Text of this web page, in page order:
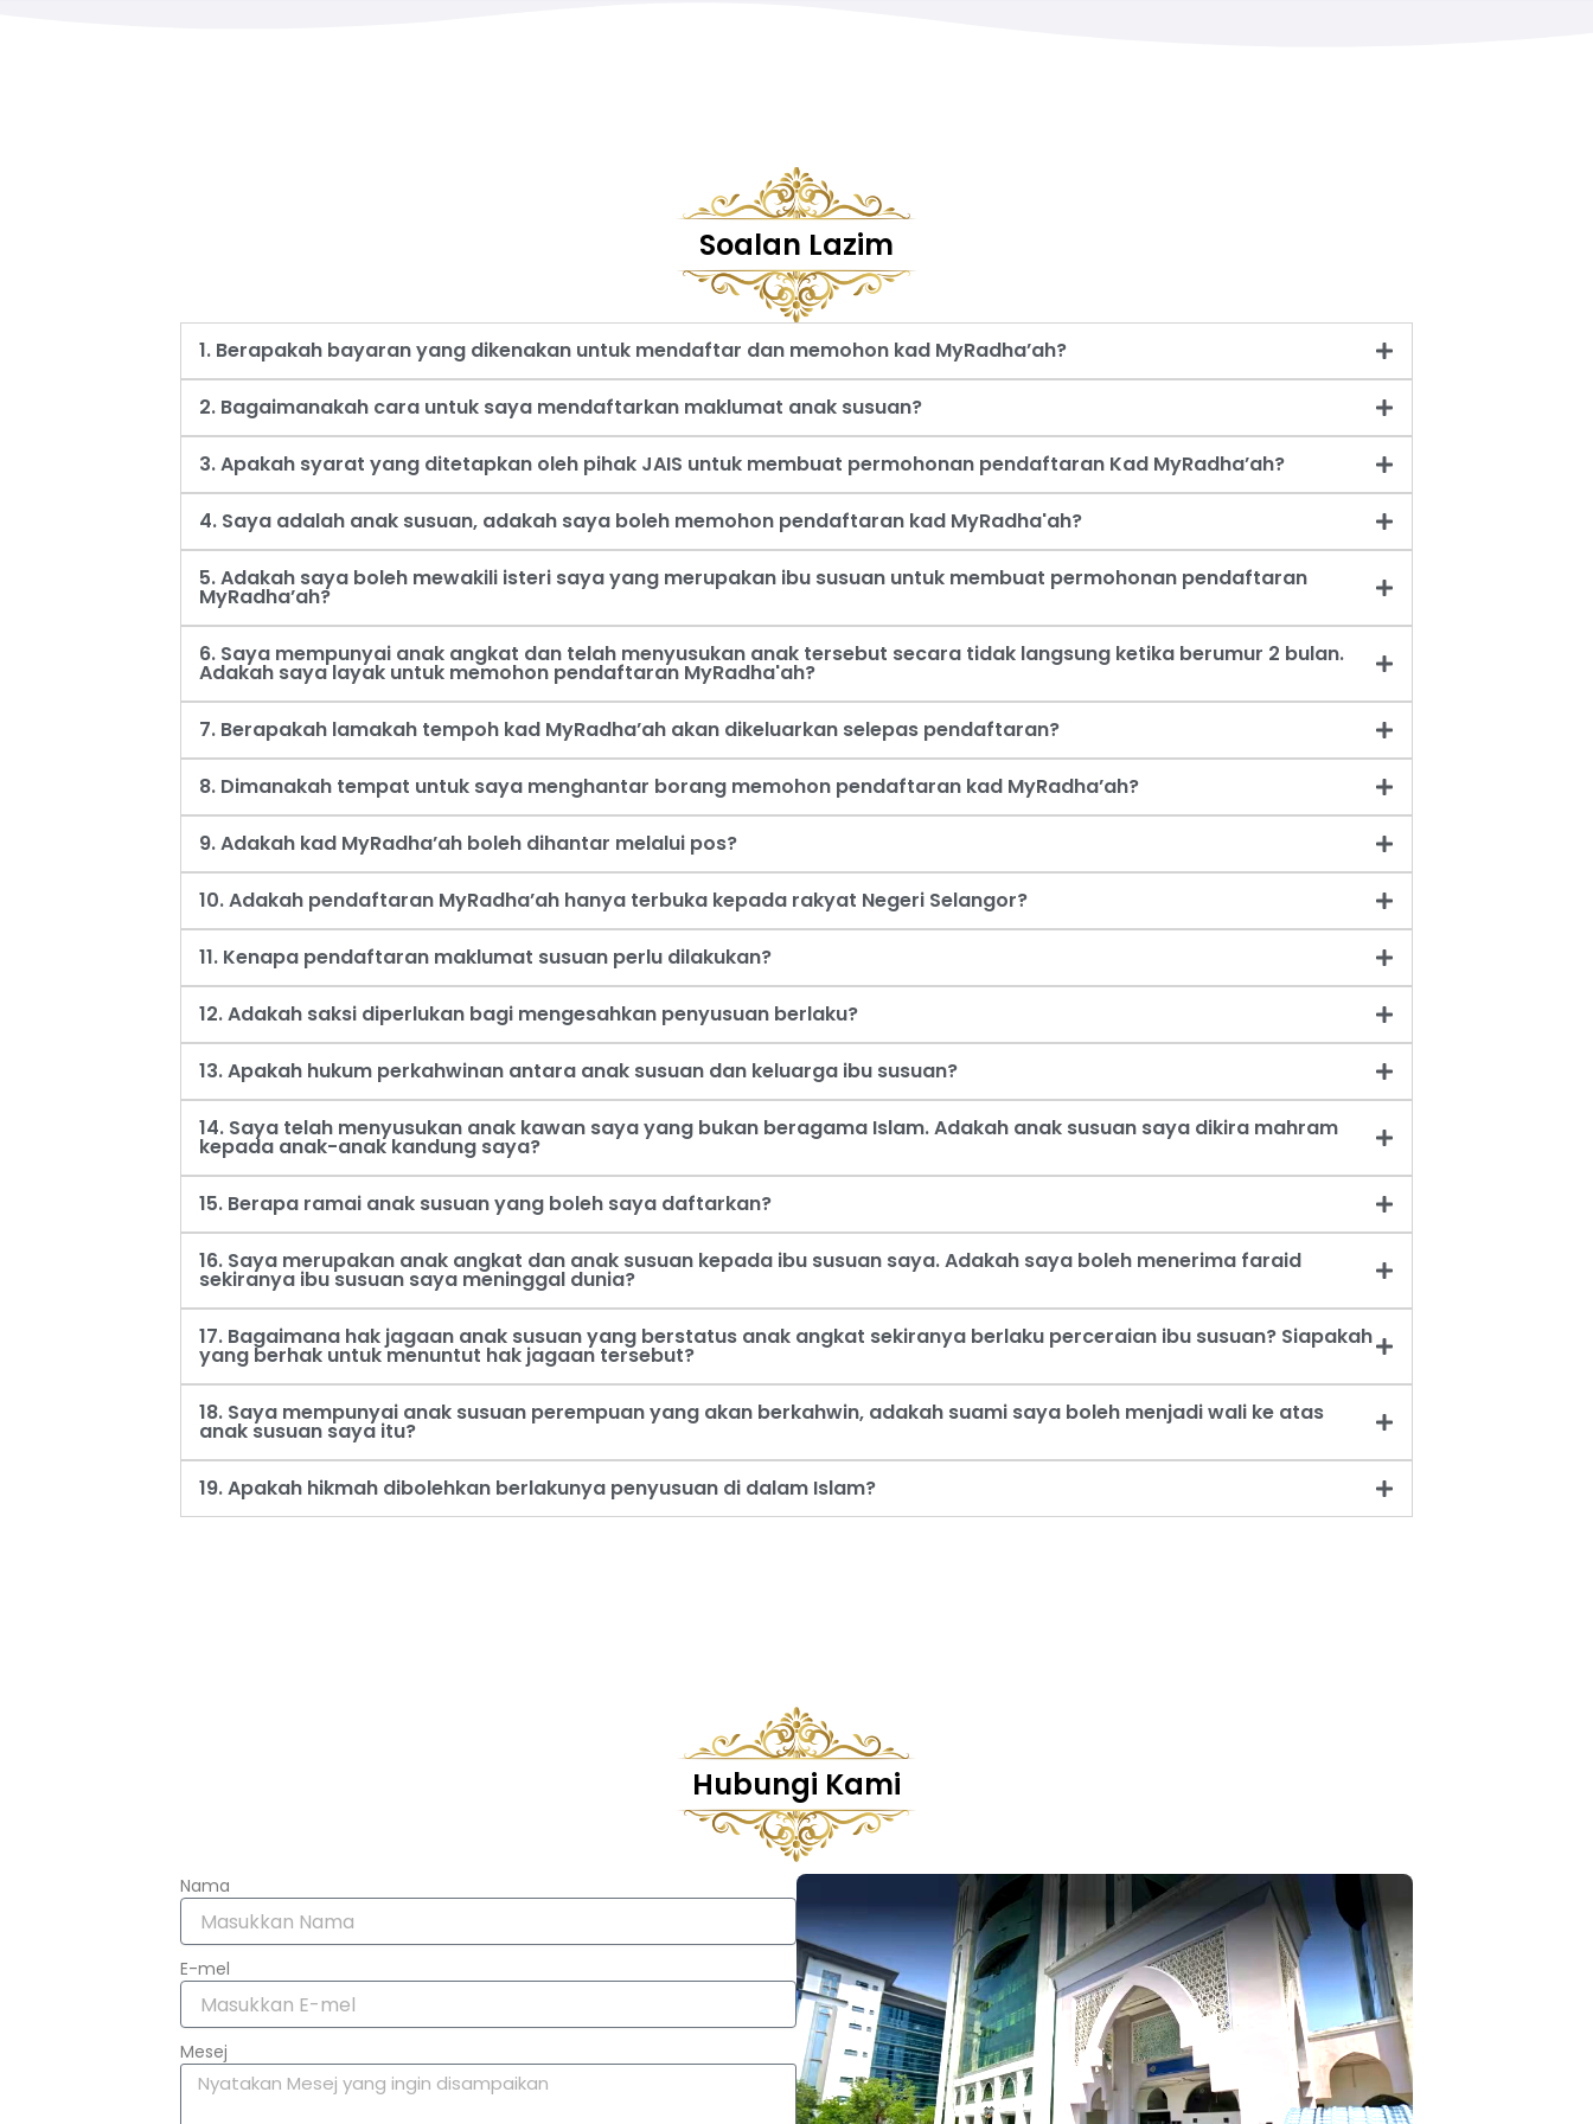
Soalan Lazim
1. Berapakah bayaran yang dikenakan untuk mendaftar dan memohon kad MyRadha’ah?
2. Bagaimanakah cara untuk saya mendaftarkan maklumat anak susuan?
3. Apakah syarat yang ditetapkan oleh pihak JAIS untuk membuat permohonan pendaftaran Kad MyRadha’ah?
4. Saya adalah anak susuan, adakah saya boleh memohon pendaftaran kad MyRadha'ah?
5. Adakah saya boleh mewakili isteri saya yang merupakan ibu susuan untuk membuat permohonan pendaftaran
MyRadha’ah?
6. Saya mempunyai anak angkat dan telah menyusukan anak tersebut secara tidak langsung ketika berumur 2 bulan.
Adakah saya layak untuk memohon pendaftaran MyRadha'ah?
7. Berapakah lamakah tempoh kad MyRadha’ah akan dikeluarkan selepas pendaftaran?
8. Dimanakah tempat untuk saya menghantar borang memohon pendaftaran kad MyRadha’ah?
9. Adakah kad MyRadha’ah boleh dihantar melalui pos?
10. Adakah pendaftaran MyRadha’ah hanya terbuka kepada rakyat Negeri Selangor?
11. Kenapa pendaftaran maklumat susuan perlu dilakukan?
12. Adakah saksi diperlukan bagi mengesahkan penyusuan berlaku?
13. Apakah hukum perkahwinan antara anak susuan dan keluarga ibu susuan?
14. Saya telah menyusukan anak kawan saya yang bukan beragama Islam. Adakah anak susuan saya dikira mahram
kepada anak-anak kandung saya?
15. Berapa ramai anak susuan yang boleh saya daftarkan?
16. Saya merupakan anak angkat dan anak susuan kepada ibu susuan saya. Adakah saya boleh menerima faraid
sekiranya ibu susuan saya meninggal dunia?
17. Bagaimana hak jagaan anak susuan yang berstatus anak angkat sekiranya berlaku perceraian ibu susuan? Siapakah
yang berhak untuk menuntut hak jagaan tersebut?
18. Saya mempunyai anak susuan perempuan yang akan berkahwin, adakah suami saya boleh menjadi wali ke atas
anak susuan saya itu?
19. Apakah hikmah dibolehkan berlakunya penyusuan di dalam Islam?
Hubungi Kami
Nama
E-mel
Mesej